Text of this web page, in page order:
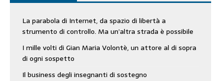
La parabola di Internet, da spazio di libertà a
strumento di controllo. Ma un’altra strada è possibile
I mille volti di Gian Maria Volontè, un attore al di sopra
di ogni sospetto
Il business degli insegnanti di sostegno